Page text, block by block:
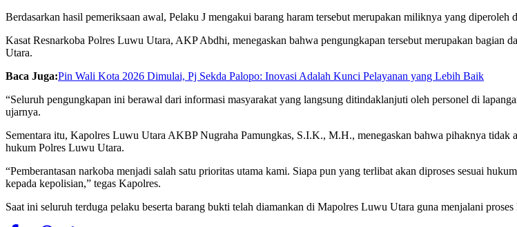
Berdasarkan hasil pemeriksaan awal, Pelaku J mengakui barang haram tersebut merupakan miliknya yang
Kasat Resnarkoba Polres Luwu Utara, AKP Abdhi, menegaskan bahwa pengungkapan tersebut merupakan bagian
Utara.
Baca Juga:Pin Wali Kota 2026 Dimulai, Pj Sekda Palopo: Inovasi Adalah Kunci Pelayanan yang Lebih Baik
“Seluruh pengungkapan ini berawal dari informasi masyarakat yang langsung ditindaklanjuti oleh personel di
ujarnya.
Sementara itu, Kapolres Luwu Utara AKBP Nugraha Pamungkas, S.I.K., M.H., menegaskan bahwa pihaknya
hukum Polres Luwu Utara.
“Pemberantasan narkoba menjadi salah satu prioritas utama kami. Siapa pun yang terlibat akan diproses sesuai
kepada kepolisian,” tegas Kapolres.
Saat ini seluruh terduga pelaku beserta barang bukti telah diamankan di Mapolres Luwu Utara guna menjalani